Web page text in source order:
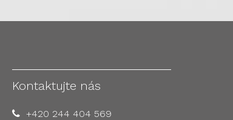
Kontaktujte nás
+420 244 404 569